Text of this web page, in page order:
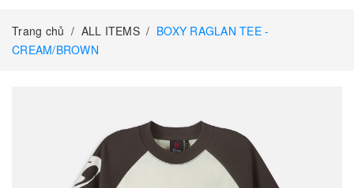
Trang chủ / ALL ITEMS / BOXY RAGLAN TEE -
CREAM/BROWN